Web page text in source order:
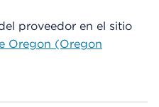
proveedor en el sitio
Oregon (Oregon